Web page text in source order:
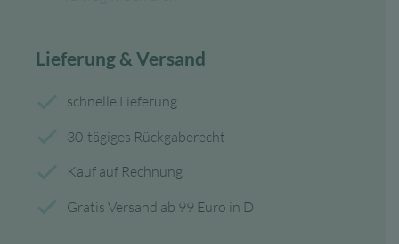
Lieferung & Versand
schnelle Lieferung
30-tägiges Rückgaberecht
Kauf auf Rechnung
Gratis Versand ab 99 Euro in D